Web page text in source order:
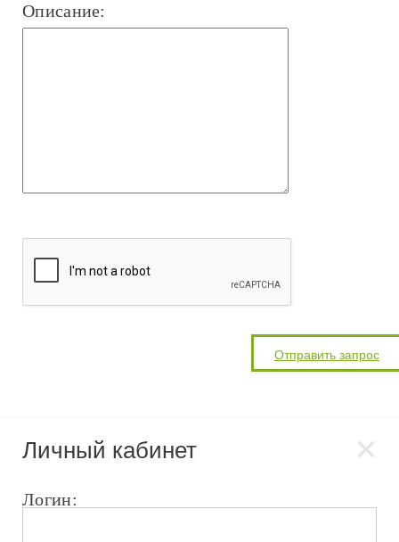
Описание:
Личный кабинет
Логин: